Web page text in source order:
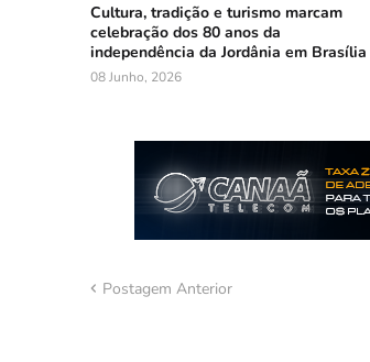
Cultura, tradição e turismo marcam
celebração dos 80 anos da
independência da Jordânia em Brasília
08 Junho, 2026
Postagem Anterior